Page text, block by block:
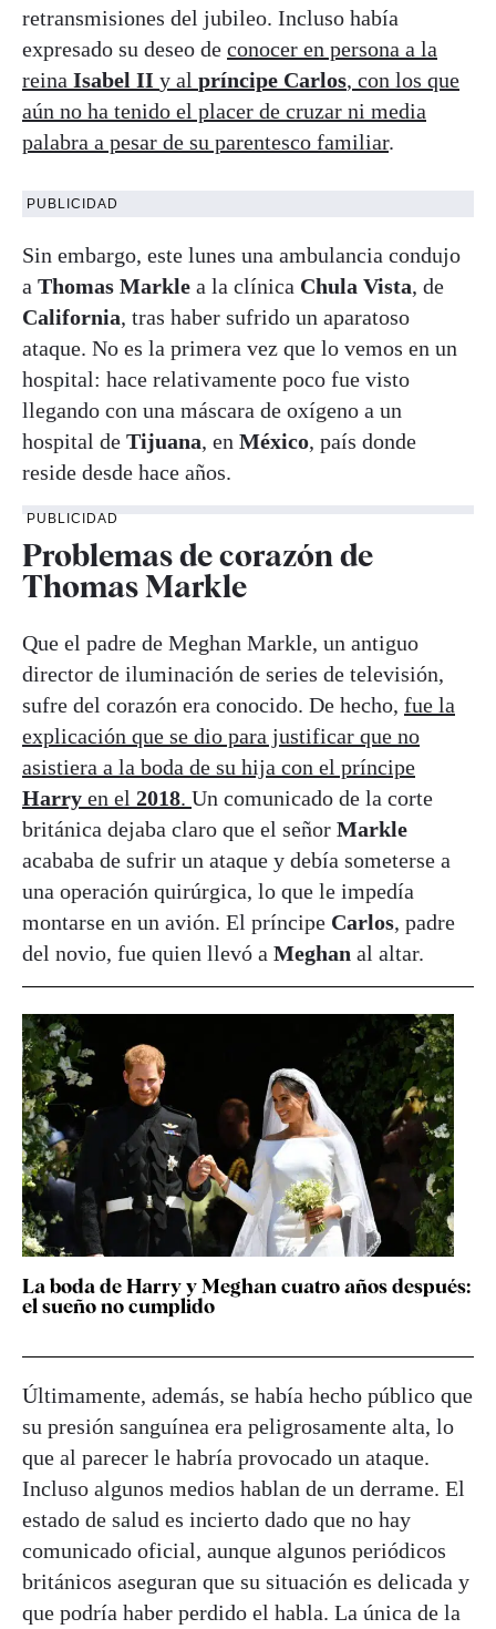
retransmisiones del jubileo. Incluso había
expresado su deseo de conocer en persona a la
reina Isabel II y al príncipe Carlos, con los que
aún no ha tenido el placer de cruzar ni media
palabra a pesar de su parentesco familiar.
PUBLICIDAD
Sin embargo, este lunes una ambulancia condujo
a Thomas Markle a la clínica Chula Vista, de
California, tras haber sufrido un aparatoso
ataque. No es la primera vez que lo vemos en un
hospital: hace relativamente poco fue visto
llegando con una máscara de oxígeno a un
hospital de Tijuana, en México, país donde
reside desde hace años.
PUBLICIDAD
Problemas de corazón de
Thomas Markle
Que el padre de Meghan Markle, un antiguo
director de iluminación de series de televisión,
sufre del corazón era conocido. De hecho, fue la
explicación que se dio para justificar que no
asistiera a la boda de su hija con el príncipe
Harry en el 2018. Un comunicado de la corte
británica dejaba claro que el señor Markle
acababa de sufrir un ataque y debía someterse a
una operación quirúrgica, lo que le impedía
montarse en un avión. El príncipe Carlos, padre
del novio, fue quien llevó a Meghan al altar.
La boda de Harry y Meghan cuatro años después:
el sueño no cumplido
Últimamente, además, se había hecho público que
su presión sanguínea era peligrosamente alta, lo
que al parecer le habría provocado un ataque.
Incluso algunos medios hablan de un derrame. El
estado de salud es incierto dado que no hay
comunicado oficial, aunque algunos periódicos
británicos aseguran que su situación es delicada y
que podría haber perdido el habla. La única de la